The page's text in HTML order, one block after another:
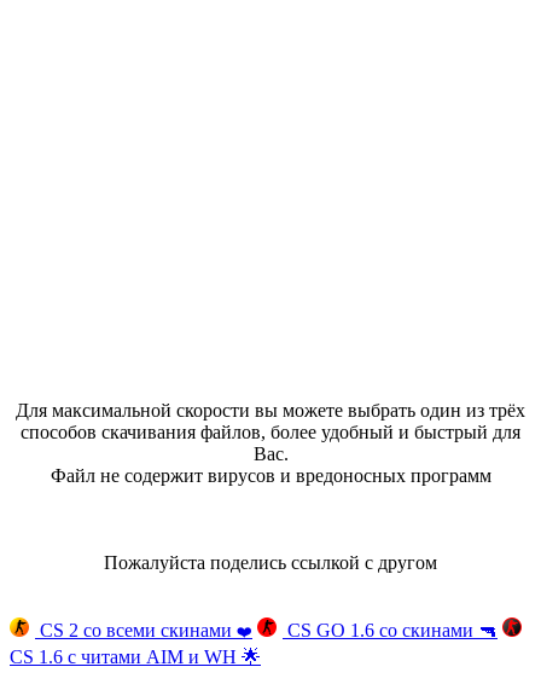
Для максимальной скорости вы можете выбрать один из трёх
способов скачивания файлов, более удобный и быстрый для
Вас.
Файл не содержит вирусов и вредоносных программ
Пожалуйста поделись ссылкой с другом
CS 2 со всеми скинами ❤️ CS GO 1.6 со скинами 🔫
CS 1.6 с читами AIM и WH 🌟